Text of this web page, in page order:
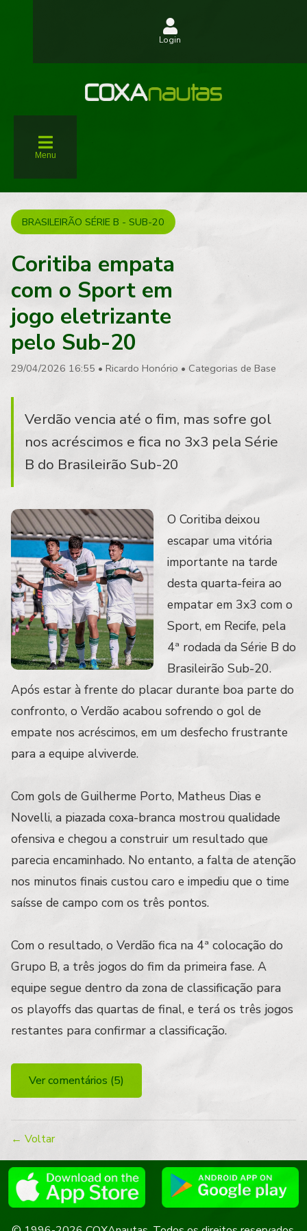
Menu
Login
BRASILEIRÃO SÉRIE B - SUB-20
Coritiba empata
com o Sport em
jogo eletrizante
pelo Sub-20
29/04/2026 16:55 • Ricardo Honório • Categorias de Base
Verdão vencia até o fim, mas sofre gol
nos acréscimos e fica no 3x3 pela Série
B do Brasileirão Sub-20
O Coritiba deixou
escapar uma vitória
importante na tarde
desta quarta-feira ao
empatar em 3x3 com o
Sport, em Recife, pela
4ª rodada da Série B do
Brasileirão Sub-20.
Após estar à frente do placar durante boa parte do
confronto, o Verdão acabou sofrendo o gol de
empate nos acréscimos, em um desfecho frustrante
para a equipe alviverde.
Com gols de Guilherme Porto, Matheus Dias e
Novelli, a piazada coxa-branca mostrou qualidade
ofensiva e chegou a construir um resultado que
parecia encaminhado. No entanto, a falta de atenção
nos minutos finais custou caro e impediu que o time
saísse de campo com os três pontos.
Com o resultado, o Verdão fica na 4ª colocação do
Grupo B, a três jogos do fim da primeira fase. A
equipe segue dentro da zona de classificação para
os playoffs das quartas de final, e terá os três jogos
restantes para confirmar a classificação.
Ver comentários (5)
← Voltar